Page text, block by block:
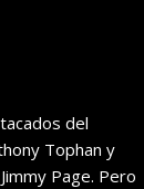
del
Tophan y
Page. Pero